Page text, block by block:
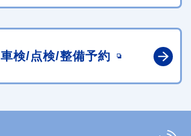
車検/点検/整備予約